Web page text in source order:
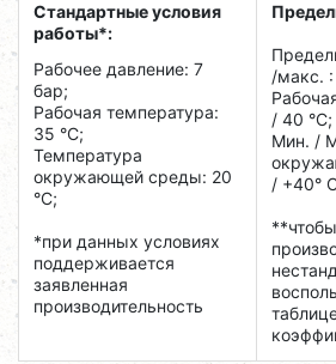
Стандартные условия
работы*:
Рабочее давление: 7
бар;
Рабочая температура:
35 °C;
Температура
окружающей среды: 20
°C;
*при данных условиях
поддерживается
заявленная
производительность
/макс.
/ 40 °C;
Мин. /
/ +40°